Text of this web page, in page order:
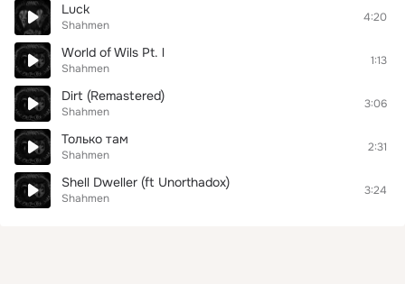
Luck
Shahmen
4:20
World of Wils Pt. l
Shahmen
1:13
Dirt (Remastered)
Shahmen
3:06
Только там
Shahmen
2:31
Shell Dweller (ft Unorthadox)
Shahmen
3:24